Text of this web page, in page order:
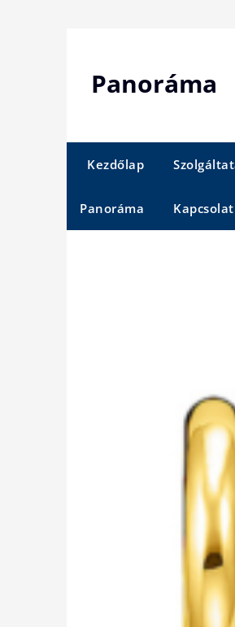
Panoráma
Kezdőlap
Panoráma Kapcsolat